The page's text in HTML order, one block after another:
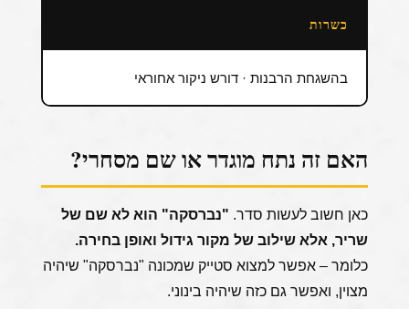
כשרות
בהשגחת הרבנות · דורש ניקור אחוראי
האם זה נתח מוגדר או שם מסחרי?
כאן חשוב לעשות סדר. "נברסקה" הוא לא שם של
שריר, אלא שילוב של מקור גידול ואופן בחירה.
כלומר – אפשר למצוא סטייק שמכונה "נברסקה" שיהיה
מצוין, ואפשר גם כזה שיהיה בינוני.